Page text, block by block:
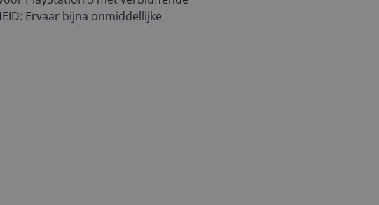
Ervaar bijna onmiddellijke